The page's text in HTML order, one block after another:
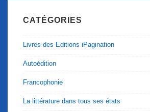
CATÉGORIES
Livres des Editions iPagination
Autoédition
Francophonie
La littérature dans tous ses états